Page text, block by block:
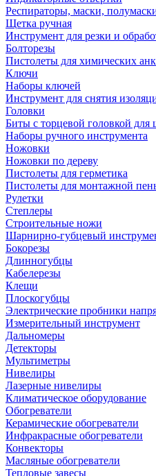
Респираторы, маски,
Щетка ручная
Инструмент для резки и
Болторезы
Пистолеты для химических
Ключи
Наборы ключей
Инструмент для снятия
Головки
Биты с торцевой головкой для
Наборы ручного инструмента
Ножовки
Ножовки по дереву
Пистолеты для герметика
Пистолеты для монтажной
Рулетки
Степлеры
Строительные ножи
Шарнирно-губцевый
Бокорезы
Длинногубцы
Кабелерезы
Клещи
Плоскогубцы
Электрические пробники
Измерительный инструмент
Дальномеры
Детекторы
Мультиметры
Нивелиры
Лазерные нивелиры
Климатическое оборудование
Обогреватели
Керамические обогреватели
Инфракрасные обогреватели
Конвекторы
Масляные обогреватели
Тепловые завесы